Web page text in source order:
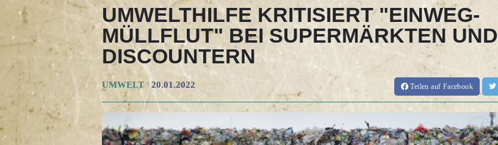
UMWELTHILFE KRITISIERT "EINWEG-
MÜLLFLUT" BEI SUPERMÄRKTEN UND
DISCOUNTERN
UMWELT 20.01.2022 Teilenauf Facebook